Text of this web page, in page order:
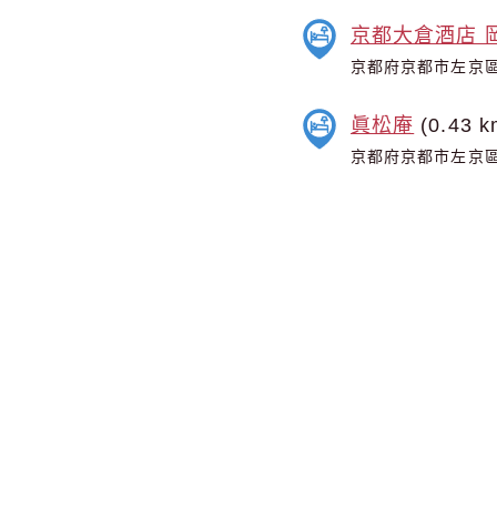
京都大倉酒店
京都府京都市左京
眞松庵 (0.43
京都府京都市左京